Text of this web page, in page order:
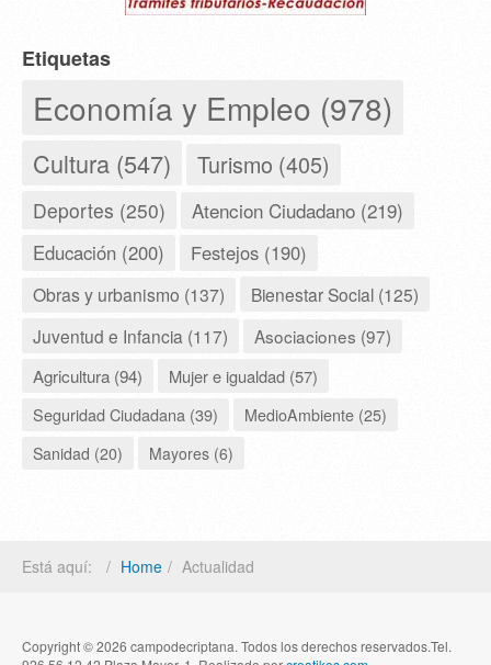
Etiquetas
Economía y Empleo (978)
Cultura (547) Turismo (405)
Deportes (250) Atencion Ciudadano (219)
Educación (200) Festejos (190)
Obras y urbanismo (137)
Bienestar Social (125)
Juventud e Infancia (117)
Asociaciones (97)
Agricultura (94)
Mujer e igualdad (57)
Seguridad Ciudadana (39)
MedioAmbiente (25)
Sanidad (20)
Mayores (6)
Está aquí: Home Actualidad
Copyright © 2026 campodecriptana. Todos los derechos reservados.Tel.